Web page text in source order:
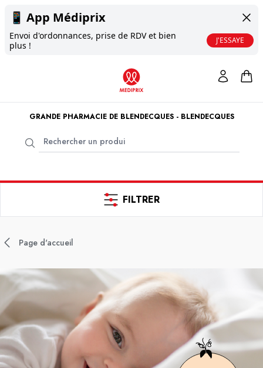
📱 App Médiprix
Envoi d'ordonnances, prise de RDV et bien
plus !
J'ESSAYE
GRANDE PHARMACIE DE BLENDECQUES - BLENDECQUES
FILTRER
Page d'accueil